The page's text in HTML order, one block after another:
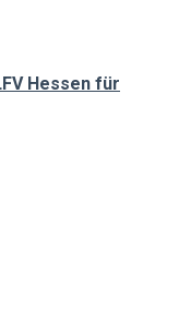
Hessen für